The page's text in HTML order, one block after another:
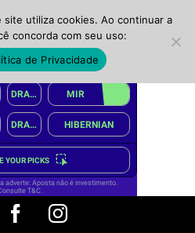
FacebookInstagram
site utiliza cookies. Ao continuar a
concorda com seu uso:
de Privacidade